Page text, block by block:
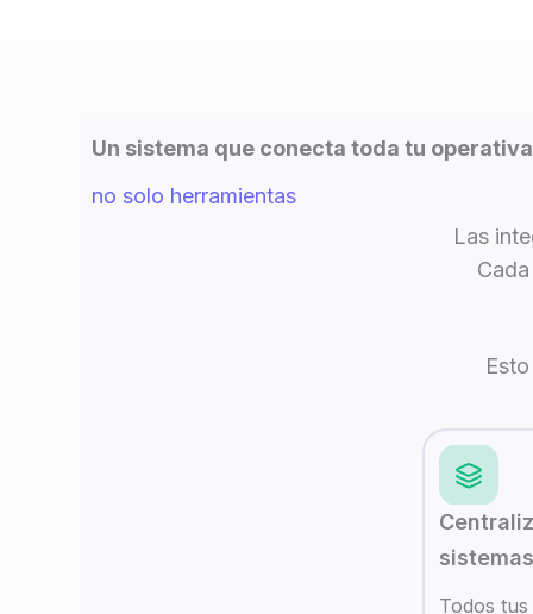
Un sistema que conecta toda tu operativa,
no solo herramientas
Las
sistemas
Todos